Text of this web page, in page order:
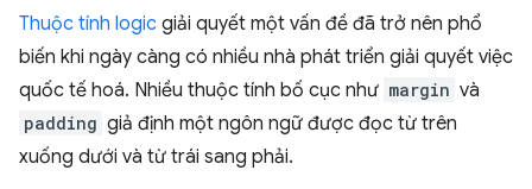
Thuộc tính logic giải quyết một vấn đề đã trở nên phổ
biến khi ngày càng có nhiều nhà phát triển giải quyết việc
quốc tế hoá. Nhiều thuộc tính bố cục như margin và
padding giả định một ngôn ngữ được đọc từ trên
xuống dưới và từ trái sang phải.